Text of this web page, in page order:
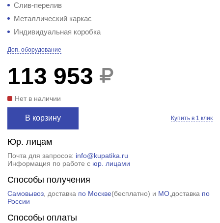
Слив-перелив
Металлический каркас
Индивидуальная коробка
Доп. оборудование
113 953
Нет в наличии
В корзину Купить в 1 клик
Юр. лицам
Почта для запросов: info@kupatika.ru
Информация по работе с юр. лицами
Способы получения
Самовывоз, доставка по Москве(бесплатно) и МО,доставка по
России
Способы оплаты